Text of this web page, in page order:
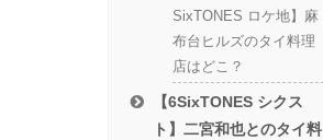
SixTONES ロケ地】麻
布台ヒルズのタイ料理
店はどこ？
【6SixTONES シクス
ト】二宮和也とのタイ料